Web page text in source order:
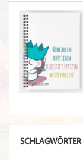
SCHLAGWÖRTER